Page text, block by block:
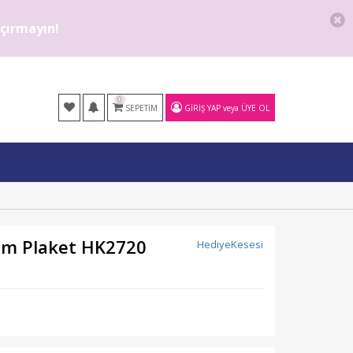
0
SEPETIM GIRIŞ YAP veya ÜYE OL
HediyeKesesi
Plaket HK2720